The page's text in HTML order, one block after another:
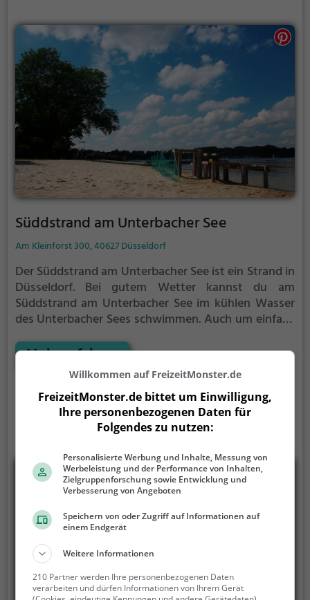
Süddstrand am Unterbacher See
Am Kleinforst 300, 40627 Düsseldorf
Der Süddstrand am Unterbacher See ist ein Strand in
Düsseldorf. Bei gutem Wetter kannst du am
Süddstrand am Unterbacher See im kühlen Wasser
des Unterbacher Sees schwimmen. Auch um einfach
am Süddstrand am Unterbacher See genug Platz.
Denk aber immer daran, dich ausreichend vor der
Sonne zu schützen.
Mehr erfahren
Willkommen auf FreizeitMonster.de
FreizeitMonster.de bittet um Einwilligung,
Ihre personenbezogenen Daten für
Folgendes zu nutzen:
Personalisierte Werbung und Inhalte, Messung von
Werbeleistung und der Performance von Inhalten,
Zielgruppenforschung sowie Entwicklung und
Verbesserung von Angeboten
Speichern von oder Zugriff auf Informationen auf
einem Endgerät
Weitere Informationen
210 Partner werden Ihre personenbezogenen Daten
verarbeiten und dürfen Informationen von Ihrem Gerät